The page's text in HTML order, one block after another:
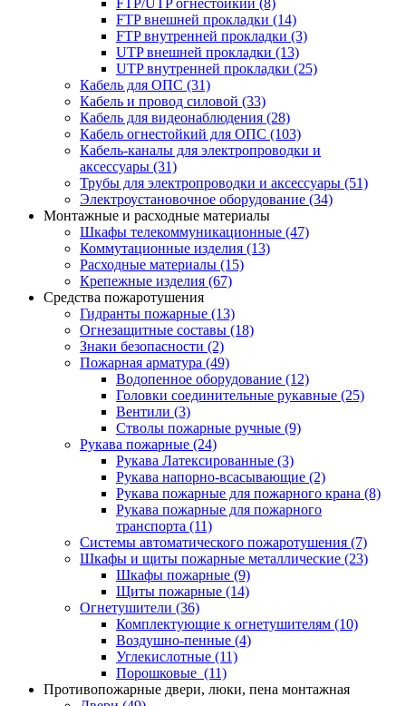
FTP/UTP огнестойкий (8)
FTP внешней прокладки (14)
FTP внутренней прокладки (3)
UTP внешней прокладки (13)
UTP внутренней прокладки (25)
Кабель для ОПС (31)
Кабель и провод силовой (33)
Кабель для видеонаблюдения (28)
Кабель огнестойкий для ОПС (103)
Кабель-каналы для электропроводки и
аксессуары (31)
Трубы для электропроводки и аксессуары (51)
Электроустановочное оборудование (34)
Монтажные и расходные материалы
Шкафы телекоммуникационные (47)
Коммутационные изделия (13)
Расходные материалы (15)
Крепежные изделия (67)
Средства пожаротушения
Гидранты пожарные (13)
Огнезащитные составы (18)
Знаки безопасности (2)
Пожарная арматура (49)
Водопенное оборудование (12)
Головки соединительные рукавные (25)
Вентили (3)
Стволы пожарные ручные (9)
Рукава пожарные (24)
Рукава Латексированные (3)
Рукава напорно-всасывающие (2)
Рукава пожарные для пожарного крана (8)
Рукава пожарные для пожарного
транспорта (11)
Системы автоматического пожаротушения (7)
Шкафы и щиты пожарные металлические (23)
Шкафы пожарные (9)
Щиты пожарные (14)
Огнетушители (36)
Комплектующие к огнетушителям (10)
Воздушно-пенные (4)
Углекислотные (11)
Порошковые (11)
Противопожарные двери, люки, пена монтажная